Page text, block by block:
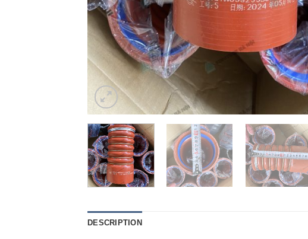
DESCRIPTION